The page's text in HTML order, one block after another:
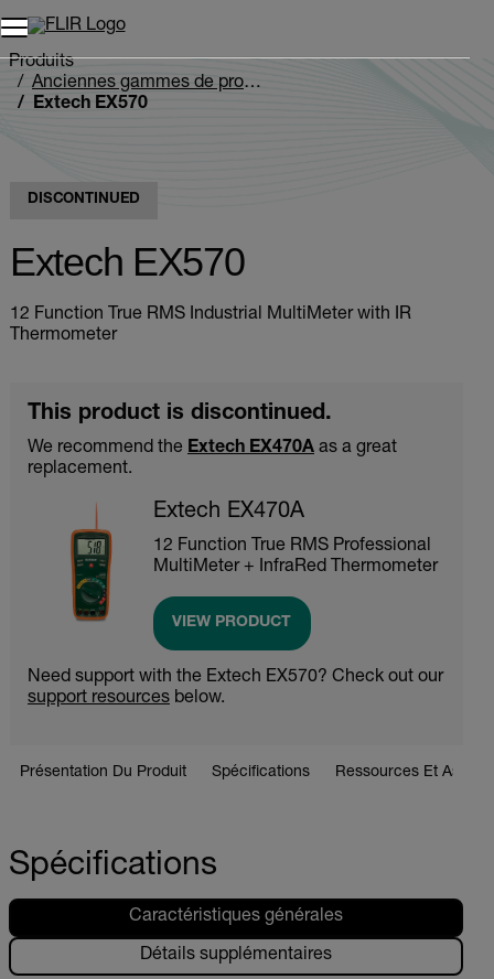
Unread messages
Modèle
Supprimer
articles
Ajouter au panier
Ajouté au panier
Produits
Anciennes gammes de produits
Extech EX570
DISCONTINUED
Extech EX570
12 Function True RMS Industrial MultiMeter with IR
Thermometer
This product is discontinued.
We recommend the Extech EX470A as a great
replacement.
Extech EX470A
12 Function True RMS Professional
MultiMeter + InfraRed Thermometer
VIEW PRODUCT
Need support with the Extech EX570? Check out our
support resources below.
Présentation Du Produit Spécifications Ressources Et
Spécifications
Caractéristiques générales
Détails supplémentaires